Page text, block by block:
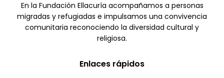
En la Fundación Ellacuría acompañamos a personas
migradas y refugiadas e impulsamos una convivencia
comunitaria reconociendo la diversidad cultural y
religiosa.
Enlaces rápidos